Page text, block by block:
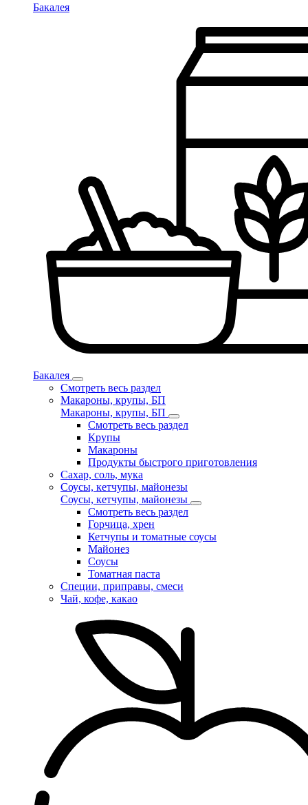
Бакалея
Бакалея
Смотреть весь раздел
Макароны, крупы, БП
Макароны, крупы, БП
Смотреть весь раздел
Крупы
Макароны
Продукты быстрого приготовления
Сахар, соль, мука
Соусы, кетчупы, майонезы
Соусы, кетчупы, майонезы
Смотреть весь раздел
Горчица, хрен
Кетчупы и томатные соусы
Майонез
Соусы
Томатная паста
Специи, приправы, смеси
Чай, кофе, какао